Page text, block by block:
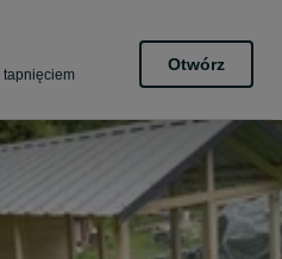
tapnięciem
Otwórz